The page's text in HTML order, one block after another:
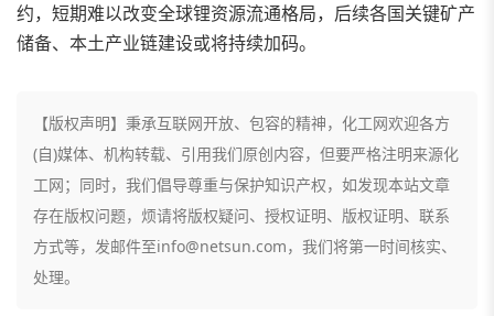
约，短期难以改变全球锂资源流通格局，后续各国关键矿产
储备、本土产业链建设或将持续加码。
【版权声明】秉承互联网开放、包容的精神，化工网欢迎各方
(自)媒体、机构转载、引用我们原创内容，但要严格注明来源化
工网；同时，我们倡导尊重与保护知识产权，如发现本站文章
存在版权问题，烦请将版权疑问、授权证明、版权证明、联系
方式等，发邮件至info@netsun.com，我们将第一时间核实、
处理。